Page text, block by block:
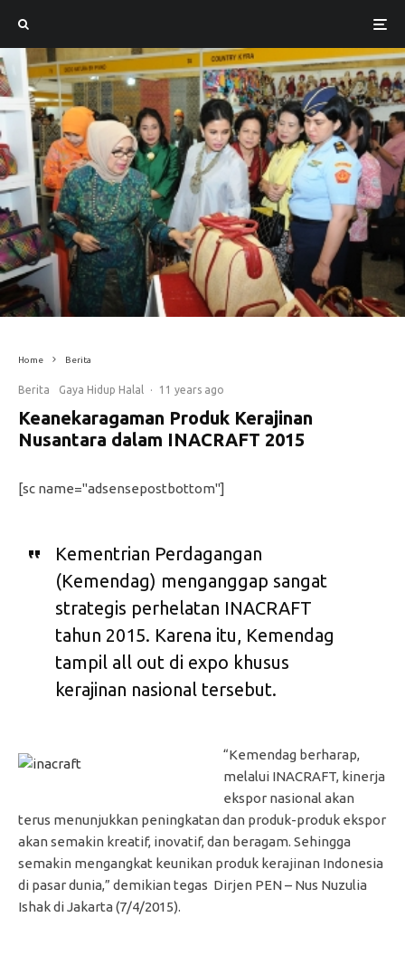
Home Berita
Berita Gaya Hidup Halal · 11 years ago
Keanekaragaman Produk Kerajinan
Nusantara dalam INACRAFT 2015
[sc name="adsensepostbottom"]
Kementrian Perdagangan
(Kemendag) menganggap sangat
strategis perhelatan INACRAFT
tahun 2015. Karena itu, Kemendag
tampil all out di expo khusus
kerajinan nasional tersebut.
“Kemendag berharap,
melalui INACRAFT, kinerja
ekspor nasional akan
terus menunjukkan peningkatan dan produk-produk ekspor
akan semakin kreatif, inovatif, dan beragam. Sehingga
semakin mengangkat keunikan produk kerajinan Indonesia
di pasar dunia,” demikian tegas Dirjen PEN – Nus Nuzulia
Ishak di Jakarta (7/4/2015).